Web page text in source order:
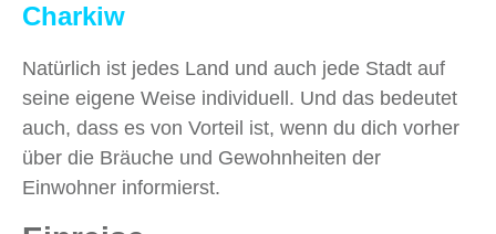
Charkiw
Natürlich ist jedes Land und auch jede Stadt auf
seine eigene Weise individuell. Und das bedeutet
auch, dass es von Vorteil ist, wenn du dich vorher
über die Bräuche und Gewohnheiten der
Einwohner informierst.